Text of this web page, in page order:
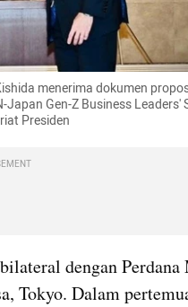
menerima dokumen
Gen-Z Business Leaders'
Presiden
dengan
Tokyo. Dalam